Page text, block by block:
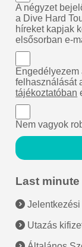
A négyzet
a Dive Hard
híreket kapjak
elsősorban e-
felhasználását
tájékoztatóban
Nem vagyok
Last minute
Jelentkezési
Utazás